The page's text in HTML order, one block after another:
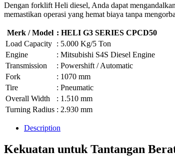
Dengan forklift Heli diesel, Anda dapat
memastikan operasi yang hemat biaya tanpa
Merk / Model : HELI G3 SERIES CPCD50
Load Capacity : 5.000 Kg/5 Ton
Engine
: Mitsubishi S4S Diesel Engine
Transmission
: Powershift / Automatic
Fork
: 1070 mm
Tire
: Pneumatic
Overall Width
: 1.510 mm
Turning Radius : 2.930 mm
Description
Kekuatan untuk Tantangan